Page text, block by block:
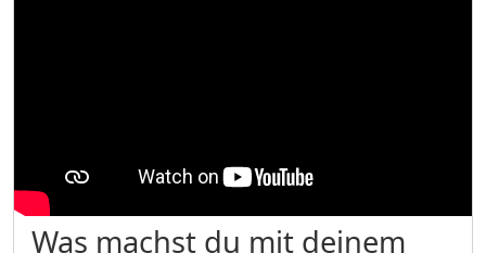
Was machst du mit deinem